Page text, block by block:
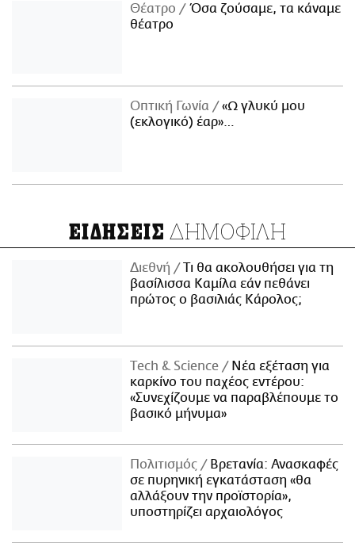
Θέατρο
Όσα ζούσαμε, τα κάναμε
θέατρο
Οπτική Γωνία
«Ω γλυκύ μου
(εκλογικό) έαρ»…
ΕΙΔΗΣΕΙΣ ΔΗΜΟΦΙΛΗ
Διεθνή
Τι θα ακολουθήσει για τη
βασίλισσα Καμίλα εάν πεθάνει
πρώτος ο βασιλιάς Κάρολος;
Τech & Science
Νέα εξέταση για
καρκίνο του παχέος εντέρου:
«Συνεχίζουμε να παραβλέπουμε το
βασικό μήνυμα»
Πολιτισμός
Βρετανία: Ανασκαφές
σε πυρηνική εγκατάσταση «θα
αλλάξουν την προϊστορία»,
υποστηρίζει αρχαιολόγος